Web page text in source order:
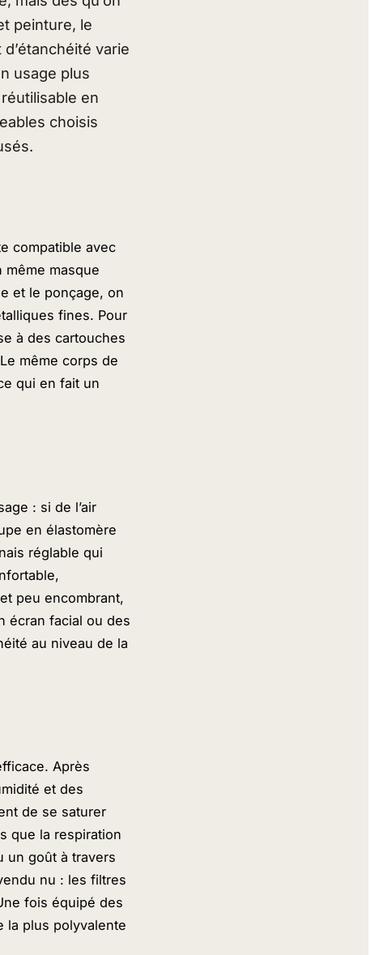
peinture, le
varie
usage plus
en
choisis
compatible avec
masque
et le ponçage, on
fines. Pour
à des cartouches
même corps de
qui en fait un
: si de l’air
en élastomère
réglable qui
peu encombrant,
écran facial ou des
au niveau de la
Après
et des
de se saturer
que la respiration
un goût à travers
nu : les filtres
fois équipé des
la plus polyvalente